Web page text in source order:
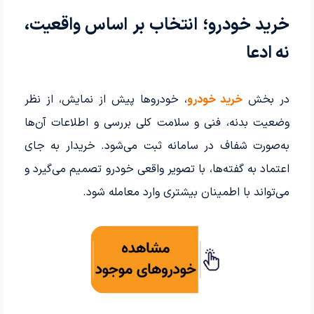
خرید خودرو؛ انتخاب بر اساس واقعیت،
نه ادعا
در بخش خرید خودرو، خودروها پیش از نمایش، از نظر
وضعیت بدنه، فنی و سلامت کلی بررسی و اطلاعات آن‌ها
به‌صورت شفاف در سامانه ثبت می‌شود. خریدار به جای
اعتماد به گفته‌ها، با تصویر واقعی خودرو تصمیم می‌گیرد و
می‌تواند با اطمینان بیشتری وارد معامله شود.